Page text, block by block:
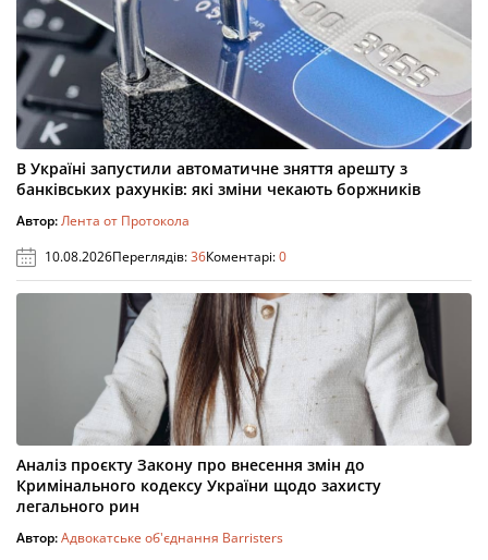
В Україні запустили автоматичне зняття арешту з
банківських рахунків: які зміни чекають боржників
Автор:Лента от Протокола
10.08.2026Переглядів:36Коментарі:0
Аналіз проєкту Закону про внесення змін до
Кримінального кодексу України щодо захисту
легального рин
Автор:Адвокатське об'єднання Barristers